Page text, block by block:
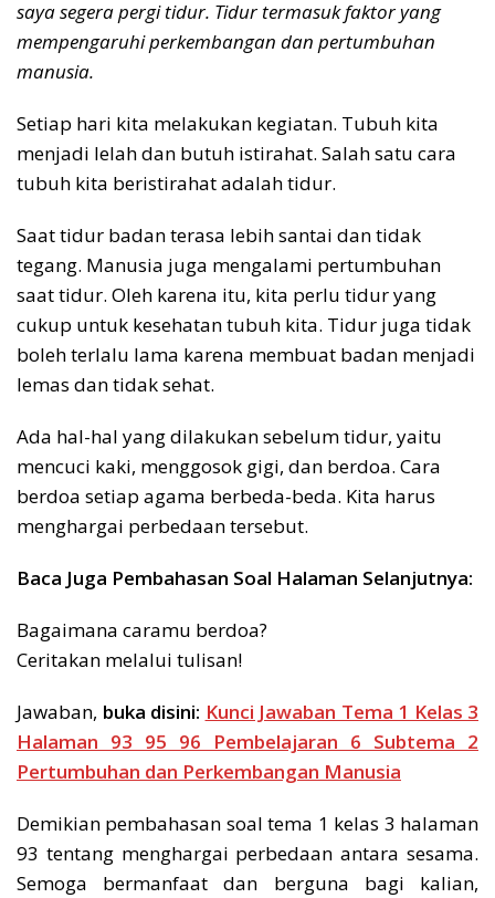
saya segera pergi tidur. Tidur termasuk faktor yang
mempengaruhi perkembangan dan pertumbuhan
manusia.
Setiap hari kita melakukan kegiatan. Tubuh kita
menjadi lelah dan butuh istirahat. Salah satu cara
tubuh kita beristirahat adalah tidur.
Saat tidur badan terasa lebih santai dan tidak
tegang. Manusia juga mengalami pertumbuhan
saat tidur. Oleh karena itu, kita perlu tidur yang
cukup untuk kesehatan tubuh kita. Tidur juga tidak
boleh terlalu lama karena membuat badan menjadi
lemas dan tidak sehat.
Ada hal-hal yang dilakukan sebelum tidur, yaitu
mencuci kaki, menggosok gigi, dan berdoa. Cara
berdoa setiap agama berbeda-beda. Kita harus
menghargai perbedaan tersebut.
Baca Juga Pembahasan Soal Halaman Selanjutnya:
Bagaimana caramu berdoa?
Ceritakan melalui tulisan!
Jawaban, buka disini: Kunci Jawaban Tema 1 Kelas 3
Halaman 93 95 96 Pembelajaran 6 Subtema 2
Pertumbuhan dan Perkembangan Manusia
Demikian pembahasan soal tema 1 kelas 3 halaman
93 tentang menghargai perbedaan antara sesama.
Semoga bermanfaat dan berguna bagi kalian,